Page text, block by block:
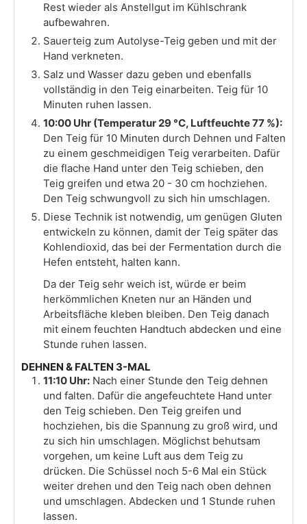
Rest wieder als Anstellgut im Kühlschrank
aufbewahren.
Sauerteig zum Autolyse-Teig geben und mit der
Hand verkneten.
Salz und Wasser dazu geben und ebenfalls
vollständig in den Teig einarbeiten. Teig für 10
Minuten ruhen lassen.
10:00 Uhr (Temperatur 29 °C, Luftfeuchte 77 %):
Den Teig für 10 Minuten durch Dehnen und Falten
zu einem geschmeidigen Teig verarbeiten. Dafür
die flache Hand unter den Teig schieben, den
Teig greifen und etwa 20 - 30 cm hochziehen.
Den Teig schwungvoll zu sich hin umschlagen.
Diese Technik ist notwendig, um genügen Gluten
entwickeln zu können, damit der Teig später das
Kohlendioxid, das bei der Fermentation durch die
Hefen entsteht, halten kann.
Da der Teig sehr weich ist, würde er beim
herkömmlichen Kneten nur an Händen und
Arbeitsfläche kleben bleiben. Den Teig danach
mit einem feuchten Handtuch abdecken und eine
Stunde ruhen lassen.
DEHNEN & FALTEN 3-MAL
11:10 Uhr: Nach einer Stunde den Teig dehnen
und falten. Dafür die angefeuchtete Hand unter
den Teig schieben. Den Teig greifen und
hochziehen, bis die Spannung zu groß wird, und
zu sich hin umschlagen. Möglichst behutsam
vorgehen, um keine Luft aus dem Teig zu
drücken. Die Schüssel noch 5-6 Mal ein Stück
weiter drehen und den Teig nach oben dehnen
und umschlagen. Abdecken und 1 Stunde ruhen
lassen.